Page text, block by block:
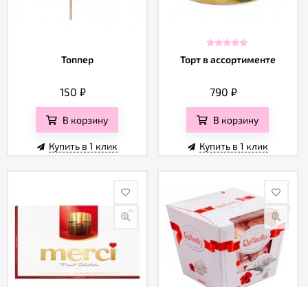
Топпер
150₽
В корзину
Купить в 1 клик
Торт в ассортименте
790₽
В корзину
Купить в 1 клик